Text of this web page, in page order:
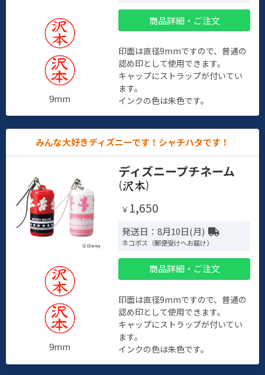
9mm
商品詳細・ご注文
印面は直径9mmですので、普通の
認め印として使用できます。
キャップにストラップが付いてい
ます。
インクの色は朱色です。
みんな大好きディズニーです！シャチハタです！
9mm
ディズニープチネーム
( )
￥ 1,650
発送日：8月10日(月)
ネコポス（郵便受けへお届け）
商品詳細・ご注文
印面は直径9mmですので、普通の
認め印として使用できます。
キャップにストラップが付いてい
ます。
インクの色は朱色です。